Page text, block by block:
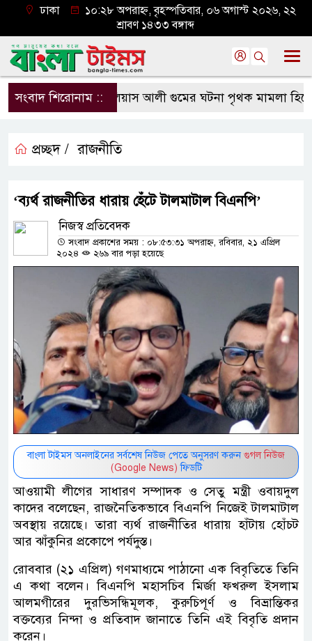
ঢাকা
১০:২৮ অপরাহ্ন, বৃহস্পতিবার, ০৬ অগাস্ট ২০২৬, ২২
শ্রাবণ ১৪৩৩ বঙ্গাব্দ
সংবাদ শিরোনাম ::ইলিয়াস আলী গুমের ঘটনা পৃথক মামলা হিসেবে
প্রচ্ছদ / রাজনীতি
‘ব্যর্থ রাজনীতির ধারায় হেঁটে টালমাটাল বিএনপি’
নিজস্ব প্রতিবেদক
সংবাদ প্রকাশের সময় : ০৮:৫৩:৩১ অপরাহ্ন, রবিবার, ২১ এপ্রিল
২০২৪
২৬৯ বার পড়া হয়েছে
বাংলা টাইমস অনলাইনের সর্বশেষ নিউজ পেতে অনুসরণ করুন গুগল নিউজ
(Google News) ফিডটি
আওয়ামী লীগের সাধারণ সম্পাদক ও সেতু মন্ত্রী ওবায়দুল
কাদের বলেছেন, রাজনৈতিকভাবে বিএনপি নিজেই টালমাটাল
অবস্থায় রয়েছে। তারা ব্যর্থ রাজনীতির ধারায় হাঁটায় হোঁচট
আর ঝাঁকুনির প্রকোপে পর্যদুস্ত।
রোববার (২১ এপ্রিল) গণমাধ্যমে পাঠানো এক বিবৃতিতে তিনি
এ কথা বলেন। বিএনপি মহাসচিব মির্জা ফখরুল ইসলাম
আলমগীরের দুরভিসন্ধিমূলক, কুরুচিপূর্ণ ও বিভ্রান্তিকর
বক্তব্যের নিন্দা ও প্রতিবাদ জানাতে তিনি এই বিবৃতি প্রদান
করেন।